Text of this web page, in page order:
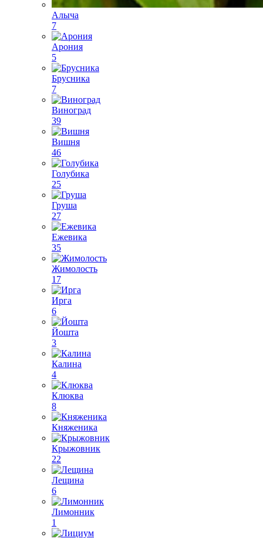
Алыча
7
Арония
5
Брусника
7
Виноград
39
Вишня
46
Голубика
25
Груша
27
Ежевика
35
Жимолость
17
Ирга
6
Йошта
3
Калина
4
Клюква
8
Княженика
Крыжовник
22
Лещина
6
Лимонник
1